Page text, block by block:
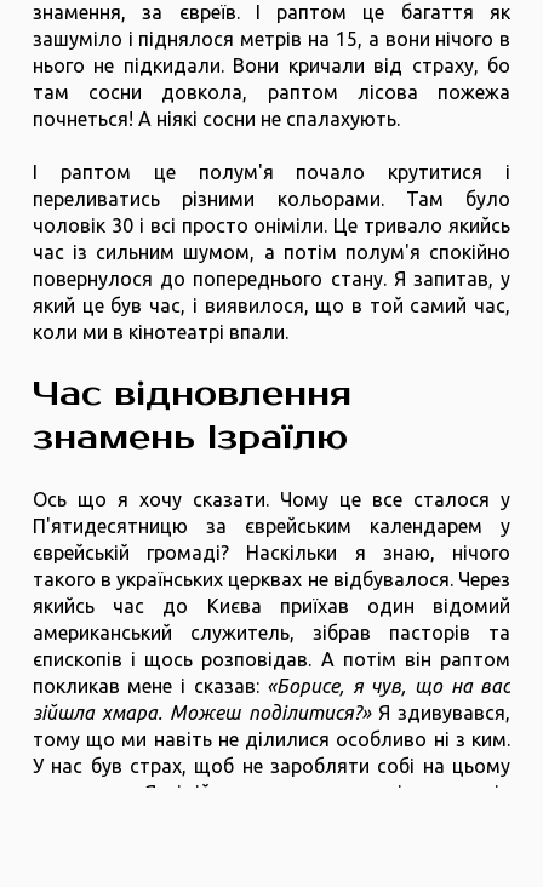
знамення, за євреїв. І раптом це багаття як
зашуміло і піднялося метрів на 15, а вони нічого в
нього не підкидали. Вони кричали від страху, бо
там сосни довкола, раптом лісова пожежа
почнеться! А ніякі сосни не спалахують.
І раптом це полум'я почало крутитися і
переливатись різними кольорами. Там було
чоловік 30 і всі просто оніміли. Це тривало якийсь
час із сильним шумом, а потім полум'я спокійно
повернулося до попереднього стану. Я запитав, у
який це був час, і виявилося, що в той самий час,
коли ми в кінотеатрі впали.
Час відновлення
знамень Ізраїлю
Ось що я хочу сказати. Чому це все сталося у
П'ятидесятницю за єврейським календарем у
єврейській громаді? Наскільки я знаю, нічого
такого в українських церквах не відбувалося. Через
якийсь час до Києва приїхав один відомий
американський служитель, зібрав пасторів та
єпископів і щось розповідав. А потім він раптом
покликав мене і сказав:«Борисе, я чув, що на вас
зійшла хмара. Можеш поділитися?»Я здивувався,
тому що ми навіть не ділилися особливо ні з ким.
У нас був страх, щоб не заробляти собі на цьому
авторитет. Я підійшов, почав розповідати, а він